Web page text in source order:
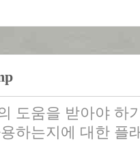
도움을 받아야 하
하는지에 대한 플